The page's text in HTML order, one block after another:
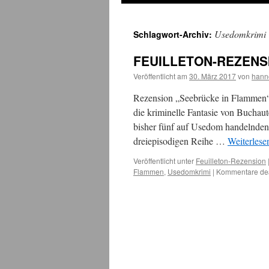
Schlagwort-Archiv: Usedomkrimi
FEUILLETON-
Veröffentlicht am 30. März 2017von
Rezension „Seebrücke in
die kriminelle Fantasie von
bisher fünf auf Usedom
dreiepisodigen Reihe …
Veröffentlicht unter Feuilleton-Rezension |
Flammen, Usedomkrimi | Kommentare